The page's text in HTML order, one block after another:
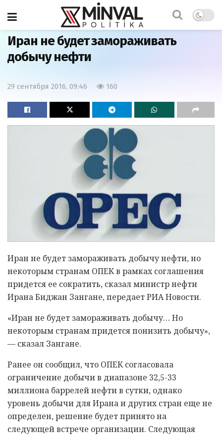
Главная
Иран не будет замораживать
добычу нефти
29 сентября 2016, 09:46 160
Иран не будет замораживать добычу нефти, но
некоторым странам ОПЕК в рамках соглашения
придется ее сократить, сказал министр нефти
Ирана Биджан Зангане, передает РИА Новости.
«Иран не будет замораживать добычу… Но
некоторым странам придется понизить добычу»,
— сказал Зангане.
Ранее он сообщил, что ОПЕК согласовала
ограничение добычи в диапазоне 32,5-33
миллиона баррелей нефти в сутки, однако
уровень добычи для Ирана и других стран еще не
определен, решение будет принято на
следующей встрече организации. Следующая